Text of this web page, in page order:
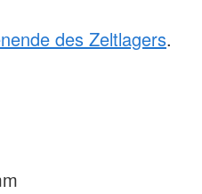
des Zeltlagers.